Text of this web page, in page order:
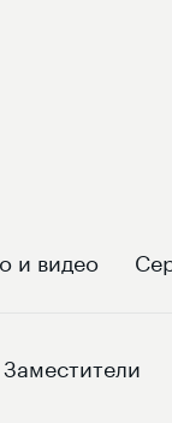
и видео
Заместители